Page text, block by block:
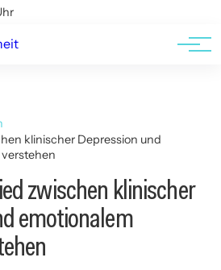
klinischer Depression und
zwischen klinischer
emotionalem